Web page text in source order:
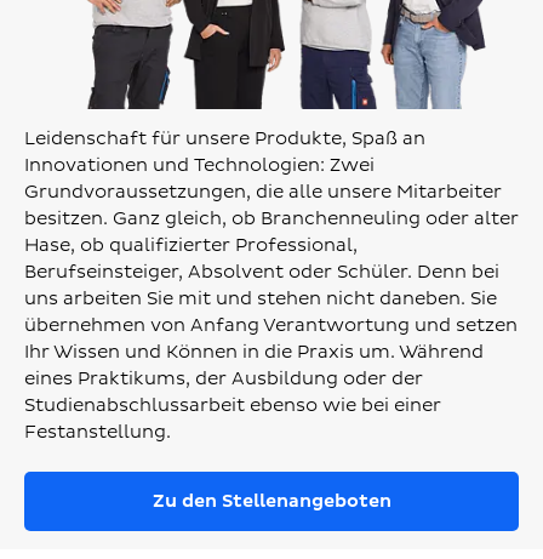
Leidenschaft für unsere Produkte, Spaß an
Innovationen und Technologien: Zwei
Grundvoraussetzungen, die alle unsere Mitarbeiter
besitzen. Ganz gleich, ob Branchenneuling oder alter
Hase, ob qualifizierter Professional,
Berufseinsteiger, Absolvent oder Schüler. Denn bei
uns arbeiten Sie mit und stehen nicht daneben. Sie
übernehmen von Anfang Verantwortung und setzen
Ihr Wissen und Können in die Praxis um. Während
eines Praktikums, der Ausbildung oder der
Studienabschlussarbeit ebenso wie bei einer
Festanstellung.
Zu den Stellenangeboten